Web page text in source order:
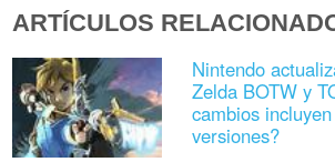
ARTÍCULOS
Nintendo
Zelda BOTW y
cambios
versiones?